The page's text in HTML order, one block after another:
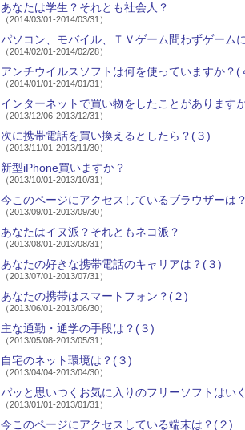
あなたは学生？それとも社会人？
（2014/03/01-2014/03/31）
パソコン、モバイル、ＴＶゲーム問わずゲーム
（2014/02/01-2014/02/28）
アンチウイルスソフトは何を使っていますか？(
（2014/01/01-2014/01/31）
インターネットで買い物をしたことがあります
（2013/12/06-2013/12/31）
次に携帯電話を買い換えるとしたら？(３)
（2013/11/01-2013/11/30）
新型iPhone買いますか？
（2013/10/01-2013/10/31）
今このページにアクセスしているブラウザーは？
（2013/09/01-2013/09/30）
あなたはイヌ派？それともネコ派？
（2013/08/01-2013/08/31）
あなたの好きな携帯電話のキャリアは？(３)
（2013/07/01-2013/07/31）
あなたの携帯はスマートフォン？(２)
（2013/06/01-2013/06/30）
主な通勤・通学の手段は？(３)
（2013/05/08-2013/05/31）
自宅のネット環境は？(３)
（2013/04/04-2013/04/30）
パッと思いつくお気に入りのフリーソフトはい
（2013/01/01-2013/01/31）
今このページにアクセスしている端末は？(２)